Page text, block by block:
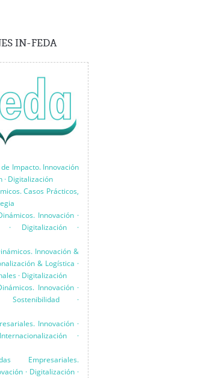
IN-FEDA
Impacto. Innovación
· Digitalización
Casos Prácticos,
Innovación ·
· Digitalización ·
Innovación &
& Logística ·
· Digitalización
Innovación ·
Sostenibilidad ·
Innovación ·
·
Empresariales.
· Digitalización ·